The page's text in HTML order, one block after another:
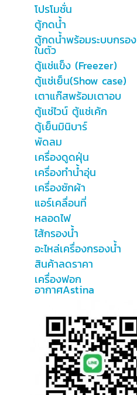
โปรโมชั่น
ตู้กดน้ำ
ตู้กดน้ำพร้อมระบบกรอง
ในตัว
ตู้แช่แข็ง (Freezer)
ตู้แช่เย็น(Show case)
เตาแก๊สพร้อมเตาอบ
ตู้แช่ไวน์ ตู้แช่เค้ก
ตู้เย็นมินิบาร์
พัดลม
เครื่องดูดฝุ่น
เครื่องทำน้ำอุ่น
เครื่องซักผ้า
แอร์เคลื่อนที่
หลอดไฟ
ไส้กรองน้ำ
อะไหล่เครื่องกรองน้ำ
สินค้าลดราคา
เครื่องฟอก
อากาศAstina